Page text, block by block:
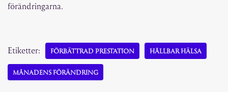
förändringarna.
Etiketter: FÖRBÄTTRAD PRESTATION HÅLLBAR HÄLSA
MÅNADENS FÖRÄNDRING